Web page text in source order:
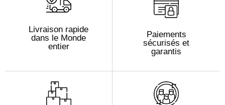
Livraison rapide
dans le Monde
entier
Paiements
sécurisés et
garantis